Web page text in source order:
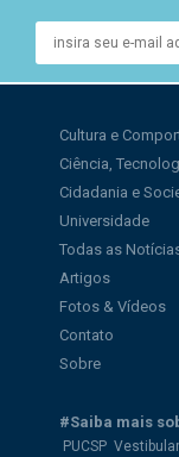
Cultura e
Ciência,
Cidadania e
Universidade
Todas as
Artigos
Fotos & Vídeos
Contato
Sobre
#Saiba mais
PUCSP Vestibular